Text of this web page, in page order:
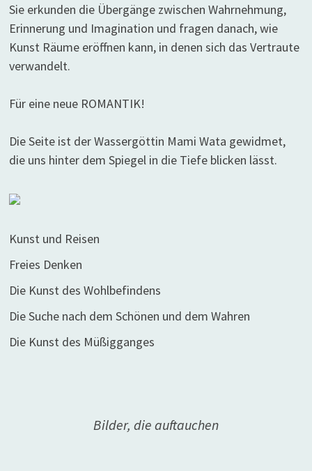
Sie erkunden die Übergänge zwischen Wahrnehmung,
Erinnerung und Imagination und fragen danach, wie
Kunst Räume eröffnen kann, in denen sich das Vertraute
verwandelt.
Für eine neue ROMANTIK!
Die Seite ist der Wassergöttin Mami Wata gewidmet,
die uns hinter dem Spiegel in die Tiefe blicken lässt.
Kunst und Reisen
Freies Denken
Die Kunst des Wohlbefindens
Die Suche nach dem Schönen und dem Wahren
Die Kunst des Müßigganges
Bilder, die auftauchen